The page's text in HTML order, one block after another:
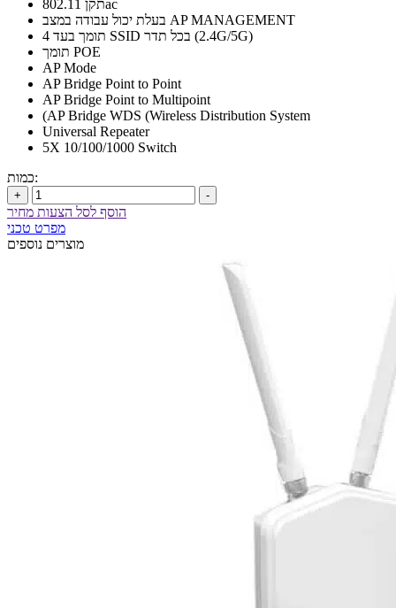
תקן 802.11ac
בעלת יכול עבודה במצב AP MANAGEMENT
תומך בעד 4 SSID בכל תדר (2.4G/5G)
תומך POE
AP Mode
AP Bridge Point to Point
AP Bridge Point to Multipoint
(AP Bridge WDS (Wireless Distribution System
Universal Repeater
5X 10/100/1000 Switch
כמות:
+ -
הוסף לסל הצעות מחיר
מפרט טכני
מוצרים נוספים